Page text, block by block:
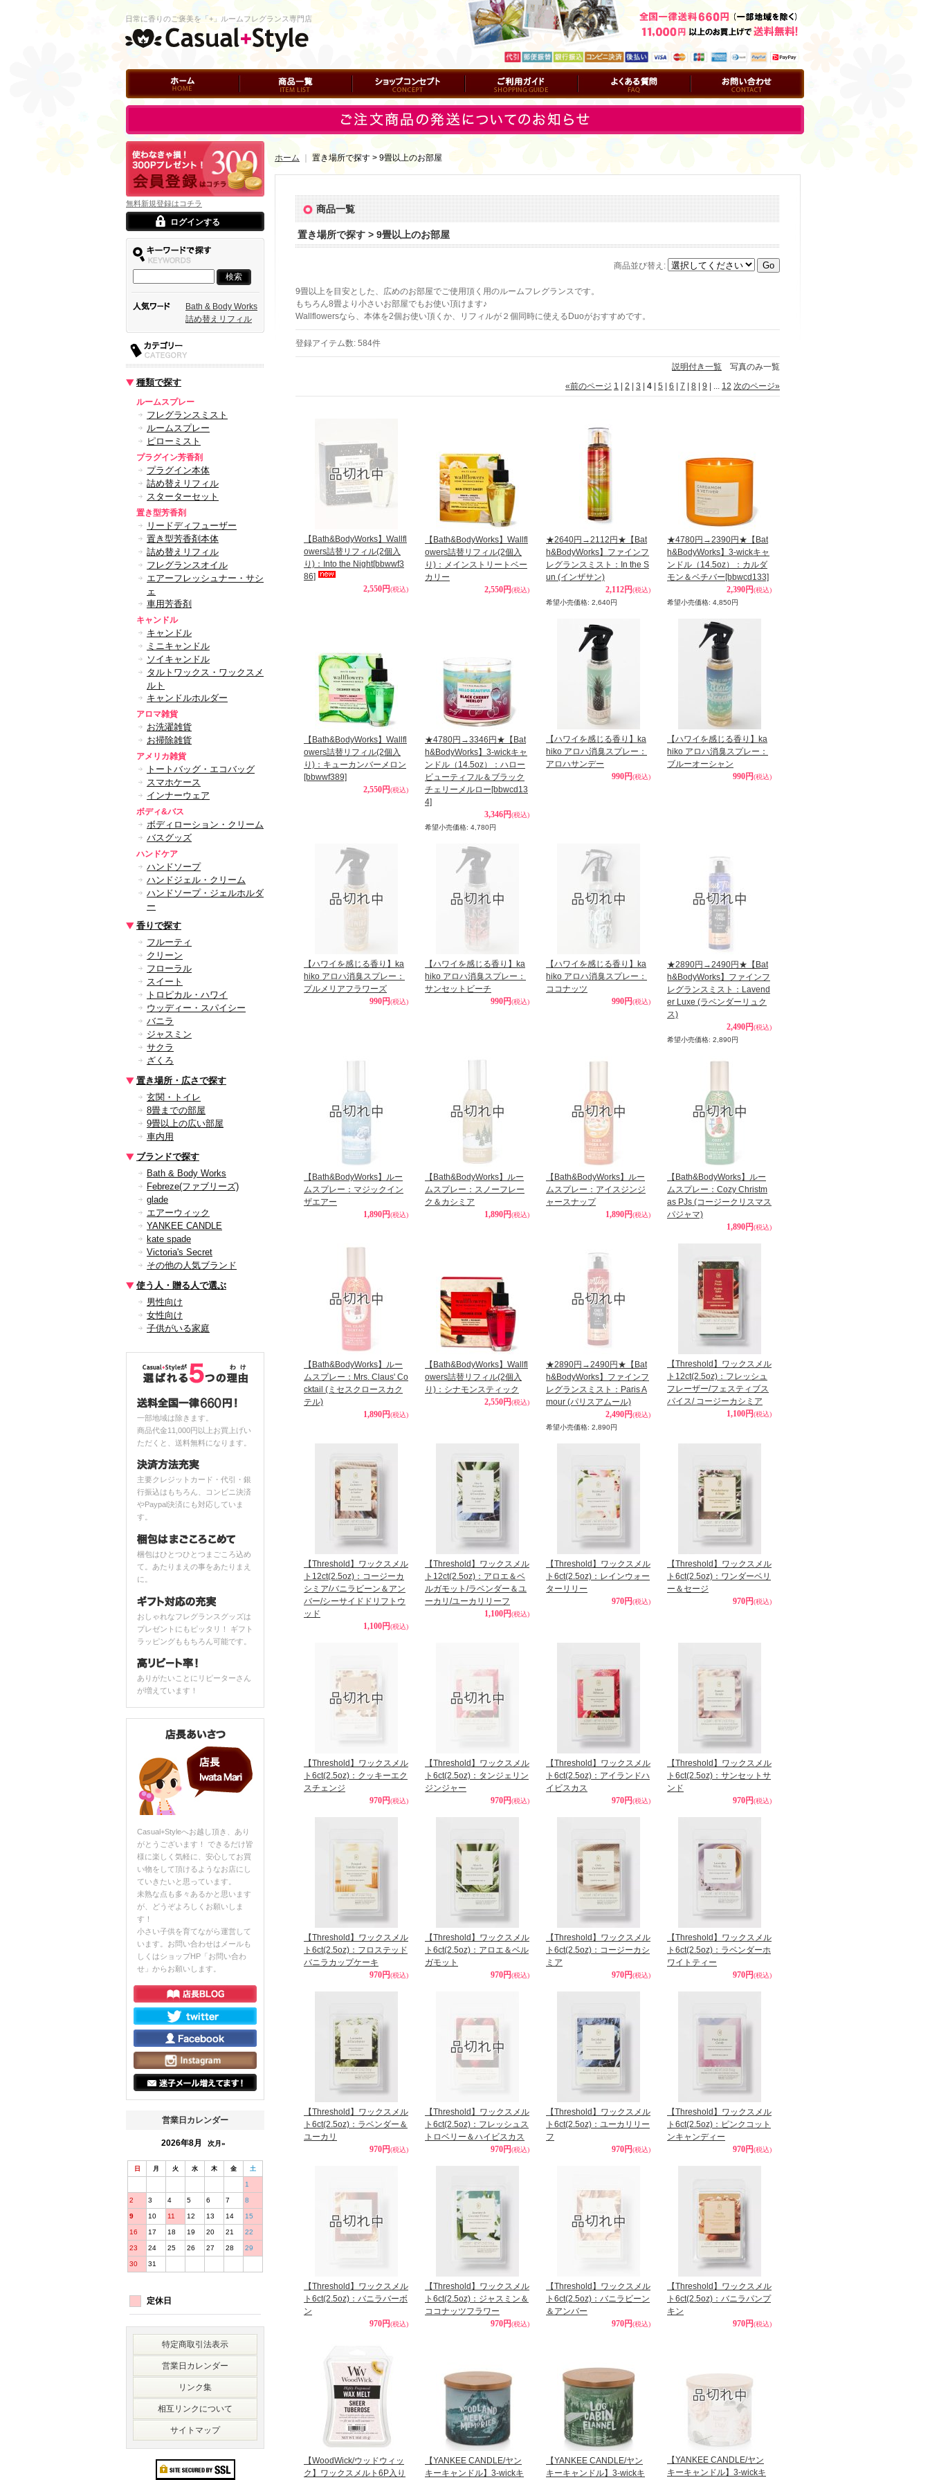
ホーム 商品一覧 ショップコンセプト ご利用ガイド よくある質問 お問い合わせ
日常に香りのご褒美を「+」ルームフレグランス専門店
ログイン
無料新規登録はコチラ
ログインする
Bath & Body Works
詰め替えリフィル
種類で探す
ルームスプレー
フレグランスミスト
ルームスプレー
ピローミスト
プラグイン芳香剤
プラグイン本体
詰め替えリフィル
スターターセット
置き型芳香剤
リードディフューザー
置き型芳香剤本体
詰め替えリフィル
フレグランスオイル
エアーフレッシュナー・サシ
ェ
車用芳香剤
キャンドル
キャンドル
ミニキャンドル
ソイキャンドル
タルトワックス・ワックスメ
ルト
キャンドルホルダー
アロマ雑貨
お洗濯雑貨
お掃除雑貨
アメリカ雑貨
トートバッグ・エコバッグ
スマホケース
インナーウェア
ボディ&バス
ボディローション・クリーム
バスグッズ
ハンドケア
ハンドソープ
ハンドジェル・クリーム
ハンドソープ・ジェルホルダ
ー
香りで探す
フルーティ
クリーン
フローラル
スイート
トロピカル・ハワイ
ウッディー・スパイシー
バニラ
ジャスミン
サクラ
ざくろ
置き場所・広さで探す
玄関・トイレ
8畳までの部屋
9畳以上の広い部屋
車内用
ブランドで探す
Bath & Body Works
Febreze(ファブリーズ)
glade
エアーウィック
YANKEE CANDLE
kate spade
Victoria's Secret
その他の人気ブランド
使う人・贈る人で選ぶ
男性向け
女性向け
子供がいる家庭
一部地域は除きます。
商品代金11,000円以上お買上げい
ただくと、送料無料になります。
主要クレジットカード・代引・銀
行振込はもちろん、コンビニ決済
やPaypal決済にも対応していま
す。
梱包はひとつひとつまごころ込め
て。あたりまえの事をあたりまえ
に。
おしゃれなフレグランスグッズは
プレゼントにもピッタリ！ ギフト
ラッピングももちろん可能です。
ありがたいことにリピーターさん
が増えています！
Casual+Styleへお越し頂き、あり
がとうございます！ できるだけ皆
様に楽しく気軽に、安心してお買
い物をして頂けるようなお店にし
ていきたいと思っています。
未熟な点も多々あるかと思います
が、どうぞよろしくお願いしま
す！
小さい子供を育てながら運営して
います。お問い合わせはメールも
しくはショップHP「お問い合わ
せ」からお願いします。
営業日カレンダー
2026年8月 次月»
日 月 火 水 木 金 土
1
2 3 4 5 6 7 8
9 10 11 12 13 14 15
16 17 18 19 20 21 22
23 24 25 26 27 28 29
30 31
定休日
特定商取引法表示
営業日カレンダー
リンク集
相互リンクについて
サイトマップ
ホーム 置き場所で探す > 9畳以上のお部屋
商品一覧
置き場所で探す > 9畳以上のお部屋
商品並び替え :
9畳以上を目安とした、広めのお部屋でご使用頂く用のルームフレグランスです。
もちろん8畳より小さいお部屋でもお使い頂けます♪
Wallflowersなら、本体を2個お使い頂くか、リフィルが２個同時に使えるDuoがおすすめです。
登録アイテム数: 584件
説明付き一覧 写真のみ一覧
«前のページ 1 2 3 4 5 6 7 8 9 ... 12 次のページ»
【Bath&BodyWorks】Wallfl
owers詰替リフィル(2個入
り)：Into the Night[bbwwf3
86]
2,550円(税込)
【Bath&BodyWorks】Wallfl
owers詰替リフィル(2個入
り)：メインストリートベー
カリー
2,550円(税込)
★2640円→2112円★【Bat
h&BodyWorks】ファインフ
レグランスミスト：In the S
un (インザサン)
2,112円(税込)
希望小売価格: 2,640円
★4780円→2390円★【Bat
h&BodyWorks】3-wickキャ
ンドル（14.5oz）：カルダ
モン＆ベチバー [bbwcd133]
2,390円(税込)
希望小売価格: 4,850円
【Bath&BodyWorks】Wallfl
owers詰替リフィル(2個入
り)：キューカンバーメロン
[bbwwf389]
2,550円(税込)
★4780円→3346円★【Bat
h&BodyWorks】3-wickキャ
ンドル（14.5oz）：ハロー
ビューティフル＆ブラック
チェリーメルロー [bbwcd13
4]
3,346円(税込)
希望小売価格: 4,780円
【ハワイを感じる香り】ka
hiko アロハ消臭スプレー：
アロハサンデー
990円(税込)
【ハワイを感じる香り】ka
hiko アロハ消臭スプレー：
ブルーオーシャン
990円(税込)
【ハワイを感じる香り】ka
hiko アロハ消臭スプレー：
プルメリアフラワーズ
990円(税込)
【ハワイを感じる香り】ka
hiko アロハ消臭スプレー：
サンセットビーチ
990円(税込)
【ハワイを感じる香り】ka
hiko アロハ消臭スプレー：
ココナッツ
990円(税込)
★2890円→2490円★【Bat
h&BodyWorks】ファインフ
レグランスミスト：Lavend
er Luxe (ラベンダーリュク
ス)
2,490円(税込)
希望小売価格: 2,890円
【Bath&BodyWorks】ルー
ムスプレー：マジックイン
ザエアー
1,890円(税込)
【Bath&BodyWorks】ルー
ムスプレー：スノーフレー
ク＆カシミア
1,890円(税込)
【Bath&BodyWorks】ルー
ムスプレー：アイスジンジ
ャースナップ
1,890円(税込)
【Bath&BodyWorks】ルー
ムスプレー：Cozy Christm
as PJs (コージークリスマス
パジャマ)
1,890円(税込)
【Bath&BodyWorks】ルー
ムスプレー：Mrs. Claus' Co
cktail (ミセスクロースカク
テル)
1,890円(税込)
【Bath&BodyWorks】Wallfl
owers詰替リフィル(2個入
り)：シナモンスティック
2,550円(税込)
★2890円→2490円★【Bat
h&BodyWorks】ファインフ
レグランスミスト：Paris A
mour (パリスアムール)
2,490円(税込)
希望小売価格: 2,890円
【Threshold】ワックスメル
ト12ct(2.5oz)：フレッシュ
フレーザー/フェスティブス
パイス/ コージーカシミア
1,100円(税込)
【Threshold】ワックスメル
ト12ct(2.5oz)：コージーカ
シミア/バニラビーン＆アン
バー/シーサイドドリフトウ
ッド
1,100円(税込)
【Threshold】ワックスメル
ト12ct(2.5oz)：アロエ＆ベ
ルガモット/ラベンダー＆ユ
ーカリ/ユーカリリーフ
1,100円(税込)
【Threshold】ワックスメル
ト6ct(2.5oz)：レインウォー
ターリリー
970円(税込)
【Threshold】ワックスメル
ト6ct(2.5oz)：ワンダーベリ
ー＆セージ
970円(税込)
【Threshold】ワックスメル
ト6ct(2.5oz)：クッキーエク
スチェンジ
970円(税込)
【Threshold】ワックスメル
ト6ct(2.5oz)：タンジェリン
ジンジャー
970円(税込)
【Threshold】ワックスメル
ト6ct(2.5oz)：アイランドハ
イビスカス
970円(税込)
【Threshold】ワックスメル
ト6ct(2.5oz)：サンセットサ
ンド
970円(税込)
【Threshold】ワックスメル
ト6ct(2.5oz)：フロステッド
バニラカップケーキ
970円(税込)
【Threshold】ワックスメル
ト6ct(2.5oz)：アロエ＆ベル
ガモット
970円(税込)
【Threshold】ワックスメル
ト6ct(2.5oz)：コージーカシ
ミア
970円(税込)
【Threshold】ワックスメル
ト6ct(2.5oz)：ラベンダーホ
ワイトティー
970円(税込)
【Threshold】ワックスメル
ト6ct(2.5oz)：ラベンダー＆
ユーカリ
970円(税込)
【Threshold】ワックスメル
ト6ct(2.5oz)：フレッシュス
トロベリー＆ハイビスカス
970円(税込)
【Threshold】ワックスメル
ト6ct(2.5oz)：ユーカリリー
フ
970円(税込)
【Threshold】ワックスメル
ト6ct(2.5oz)：ピンクコット
ンキャンディー
970円(税込)
【Threshold】ワックスメル
ト6ct(2.5oz)：バニラバーボ
ン
970円(税込)
【Threshold】ワックスメル
ト6ct(2.5oz)：ジャスミン＆
ココナッツフラワー
970円(税込)
【Threshold】ワックスメル
ト6ct(2.5oz)：バニラビーン
＆アンバー
970円(税込)
【Threshold】ワックスメル
ト6ct(2.5oz)：バニラパンプ
キン
970円(税込)
【WoodWick/ウッドウィッ
ク】ワックスメルト6P入り
【YANKEE CANDLE/ヤン
キーキャンドル】3-wickキ
【YANKEE CANDLE/ヤン
キーキャンドル】3-wickキ
【YANKEE CANDLE/ヤン
キーキャンドル】3-wickキ